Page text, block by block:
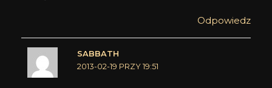
Odpowiedz
SABBATH
2013-02-19 PRZY 19:51